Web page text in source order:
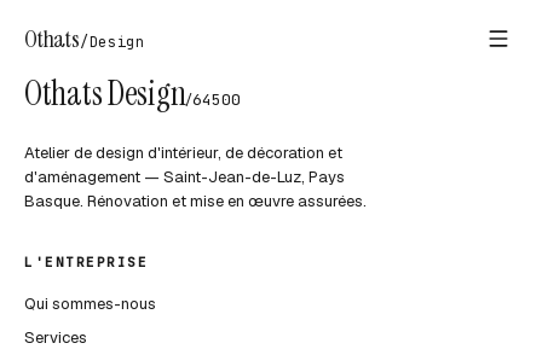
Othats/Design
Othats Design/64500
Atelier de design d'intérieur, de décoration et
d'aménagement — Saint-Jean-de-Luz, Pays
Basque. Rénovation et mise en œuvre assurées.
L'ENTREPRISE
Qui sommes-nous
Services